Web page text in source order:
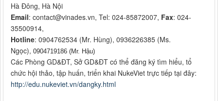
Hà Đông, Hà Nội
Email: contact@vinades.vn, Tel: 024-85872007, Fax: 024-
35500914,
Hotline: 0904762534 (Mr. Hùng), 0936226385 (Ms.
Ngọc), 0904719186 (Mr. Hậu)
Các Phòng GD&ĐT, Sở GD&ĐT có thể đăng ký tìm hiểu, tổ
chức hội thảo, tập huấn, triển khai NukeViet trực tiếp tại đây:
http://edu.nukeviet.vn/dangky.html